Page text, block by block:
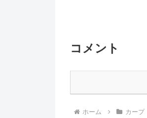
コメント
ホーム カープ